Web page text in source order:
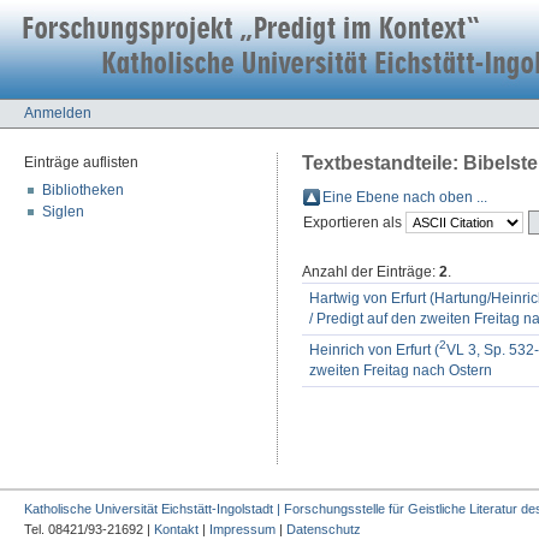
Anmelden
Einträge auflisten
Bibliotheken
Siglen
Textbestandteile:
Eine Ebene nach oben ...
Exportieren als
Anzahl der Einträge: 2.
Hartwig von Erfurt (Hartung/
/ Predigt auf den zweiten Freitag
Heinrich von Erfurt (2VL 3, Sp.
zweiten Freitag nach Ostern
Katholische Universität Eichstätt-Ingolstadt | Forschungsstelle für Geistliche Literatur
Tel. 08421/93-21692 | Kontakt | Impressum | Datenschutz